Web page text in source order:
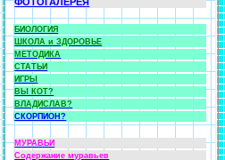
БИОЛОГИЯ
ШКОЛА и ЗДОРОВЬЕ
МЕТОДИКА
СТАТЬИ
ИГРЫ
ВЫ КОТ?
ВЛАДИСЛАВ?
СКОРПИОН?
МУРАВЬИ
Содержание муравьев